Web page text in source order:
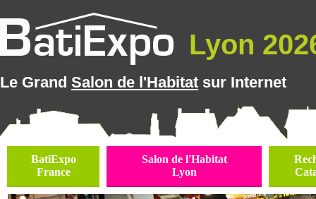
Lyon
Le Grand Salon de l'Habitat sur Internet
BatiExpo
France
Salon de l'Habitat
Lyon